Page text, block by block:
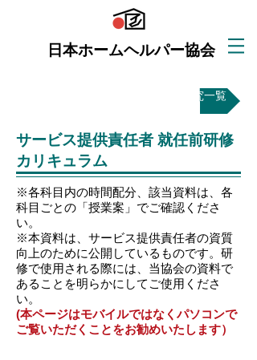
日本ホームヘルパー協会
調査研究一覧
サービス提供責任者 就任前研修
カリキュラム
​※各科目内の時間配分、該当資料は、各
科目ごとの「授業案」でご確認くださ
い。
※本資料は、サービス提供責任者の資質
向上のために公開しているものです。研
修で使用される際には、​当協会の資料で
あることを明らかにしてご使用くださ
い。
(​本ページはモバイルではなくパソコンで
ご覧いただくことをお勧めいたします）